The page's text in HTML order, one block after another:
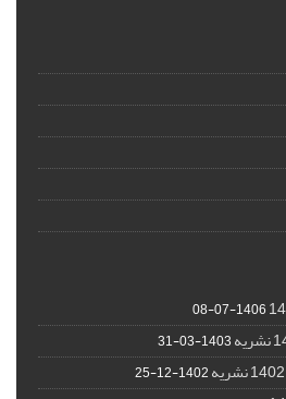
1406-07-08
1403-03-31
1402-12-25